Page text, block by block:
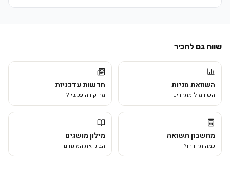
שווה גם להכיר
השוואת מניות
השוו מול מתחרים
חדשות עדכניות
מה קורה עכשיו?
מחשבון תשואה
כמה תרוויחו?
מילון מושגים
הבינו את המונחים